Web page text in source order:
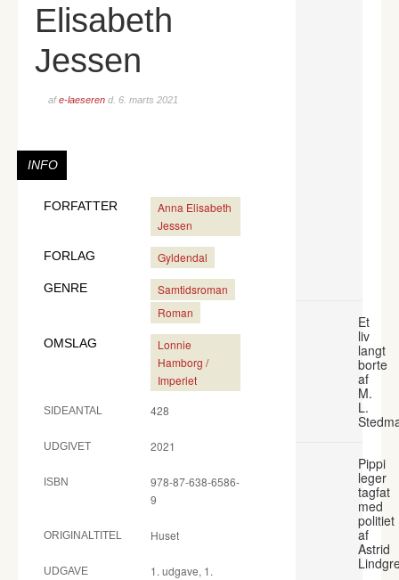
Elisabeth
Jessen
afe-laeseren d. 6. marts 2021
INFO
FORFATTER
Anna Elisabeth
Jessen
FORLAG Gyldendal
GENRE
Samtidsroman
Roman
OMSLAG
Lonnie
Hamborg /
Imperiet
SIDEANTAL 428
UDGIVET 2021
ISBN
978-87-638-6586-
9
ORIGINALTITEL Huset
UDGAVE
1. udgave, 1.
Et
liv
langt
borte
af
M.
L.
Pippi
leger
tagfat
med
politiet
af
Astrid